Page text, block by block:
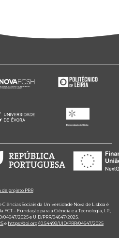
de projeto PRR
Sociais da Universidade Nova de Lisboa é
– Fundação para a Ciência e a Tecnologia, I.P.,
2025 e UID/PRR/04647/2025.
e https://doi.org/10.54499/UID/PRR/04647/2025